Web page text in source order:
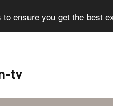
ensure you get the best